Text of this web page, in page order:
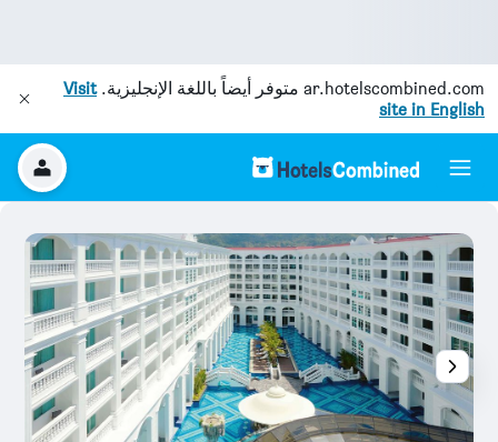
ar.hotelscombined.com متوفر أيضاً باللغة الإنجليزية.Visit
site in English